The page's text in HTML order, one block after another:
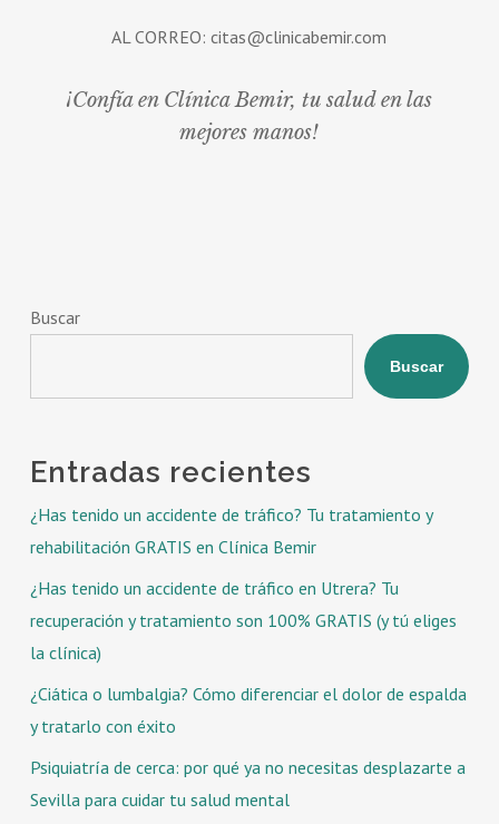
AL CORREO: citas@clinicabemir.com
¡Confía en Clínica Bemir, tu salud en las
mejores manos!
Buscar
Buscar
Entradas recientes
¿Has tenido un accidente de tráfico? Tu tratamiento y
rehabilitación GRATIS en Clínica Bemir
¿Has tenido un accidente de tráfico en Utrera? Tu
recuperación y tratamiento son 100% GRATIS (y tú eliges
la clínica)
¿Ciática o lumbalgia? Cómo diferenciar el dolor de espalda
y tratarlo con éxito
Psiquiatría de cerca: por qué ya no necesitas desplazarte a
Sevilla para cuidar tu salud mental